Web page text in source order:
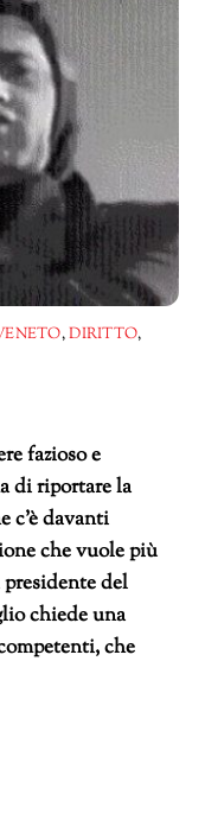
,DIRITTO,
fazioso e
di riportare la
c’è davanti
che vuole più
del
chiede una
che